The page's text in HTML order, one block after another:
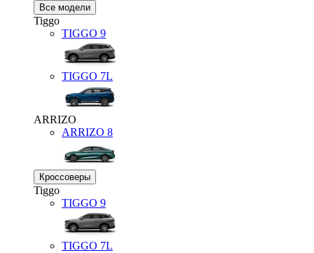
Все модели
Tiggo
TIGGO 9
TIGGO 7L
ARRIZO
ARRIZO 8
Кроссоверы
Tiggo
TIGGO 9
TIGGO 7L